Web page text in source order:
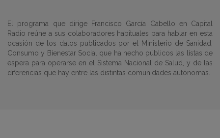
El programa que dirige Francisco García Cabello en Capital
Radio reúne a sus colaboradores habituales para hablar en esta
ocasión de los datos publicados por el Ministerio de Sanidad,
Consumo y Bienestar Social que ha hecho públicos las listas de
espera para operarse en el Sistema Nacional de Salud, y de las
diferencias que hay entre las distintas comunidades autónomas.